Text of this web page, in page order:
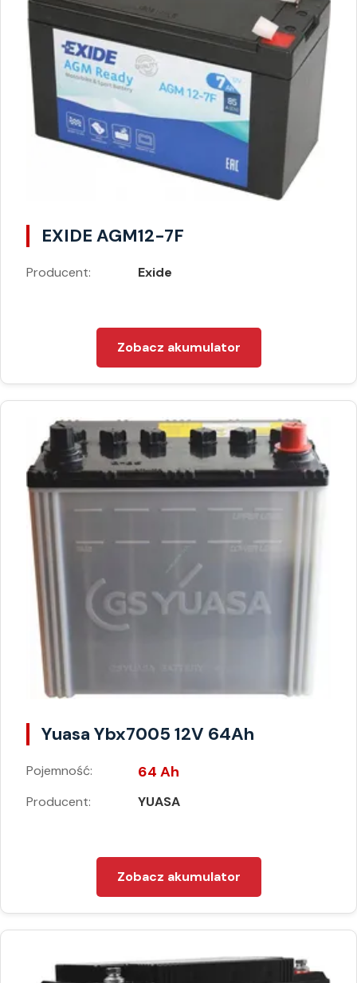
EXIDE AGM12-7F
Producent: Exide
Zobacz akumulator
Yuasa Ybx7005 12V 64Ah
Pojemność: 64 Ah
Producent: YUASA
Zobacz akumulator